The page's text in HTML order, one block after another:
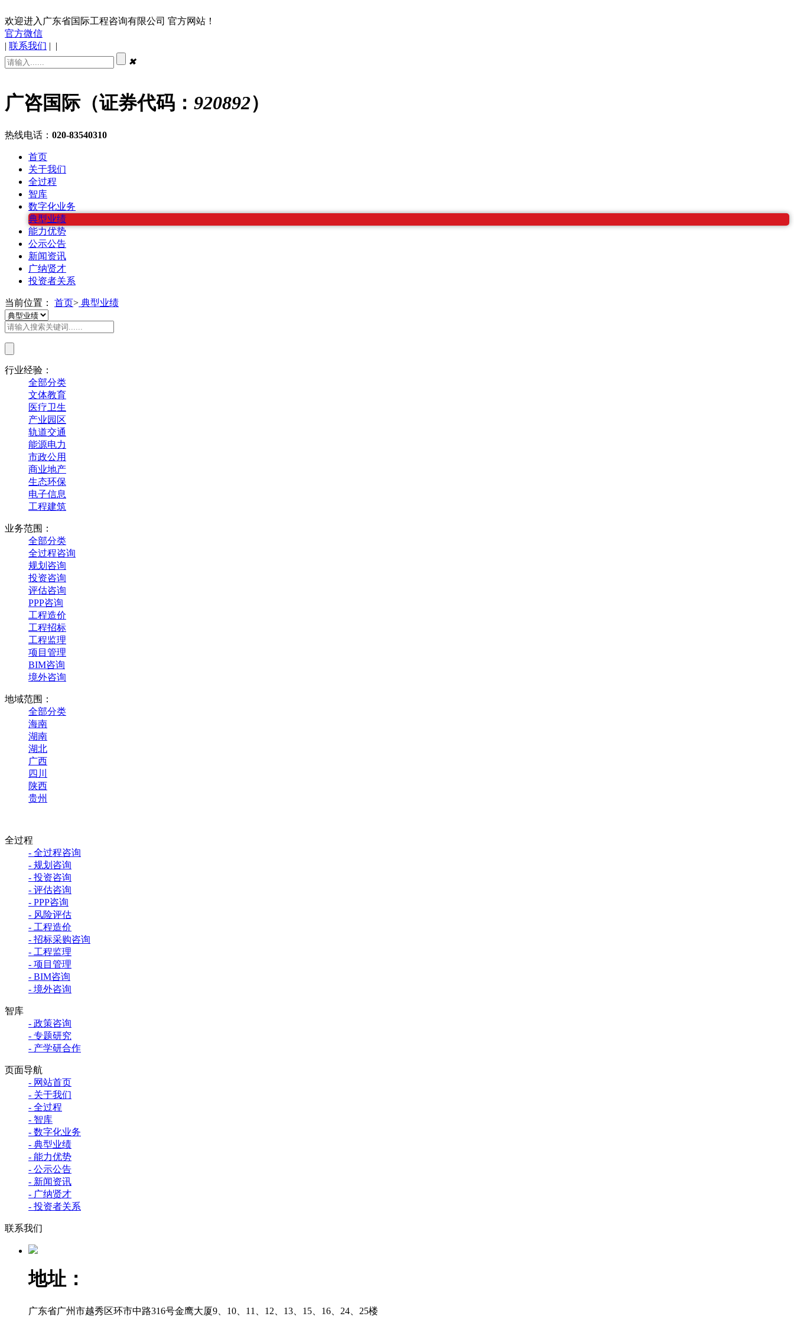
欢迎进入广东省国际工程咨询有限公司 官方网站！
官方微信
| 联系我们 | |
✖
广咨国际（证券代码： 920892）
热线电话： 020-83540310
首页
关于我们
全过程
智库
数字化业务
典型业绩
能力优势
公示公告
新闻资讯
广纳贤才
投资者关系
当前位置： 首页> 典型业绩
行业经验：
全部分类
文体教育
医疗卫生
产业园区
轨道交通
能源电力
市政公用
商业地产
生态环保
电子信息
工程建筑
业务范围：
全部分类
全过程咨询
规划咨询
投资咨询
评估咨询
PPP咨询
工程造价
工程招标
工程监理
项目管理
BIM咨询
境外咨询
地域范围：
全部分类
海南
湖南
湖北
广西
四川
陕西
贵州
全过程
- 全过程咨询
- 规划咨询
- 投资咨询
- 评估咨询
- PPP咨询
- 风险评估
- 工程造价
- 招标采购咨询
- 工程监理
- 项目管理
- BIM咨询
- 境外咨询
智库
- 政策咨询
- 专题研究
- 产学研合作
页面导航
- 网站首页
- 关于我们
- 全过程
- 智库
- 数字化业务
- 典型业绩
- 能力优势
- 公示公告
- 新闻资讯
- 广纳贤才
- 投资者关系
联系我们
地址：
广东省广州市越秀区环市中路316号金鹰大厦9、10、11、12、13、15、16、24、25楼